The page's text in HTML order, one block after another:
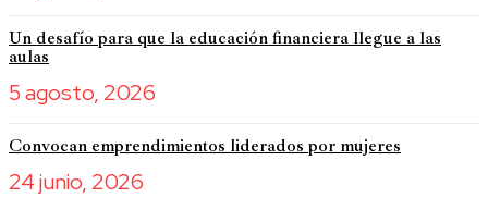
Un desafío para que la educación financiera llegue a las
aulas
5 agosto, 2026
Convocan emprendimientos liderados por mujeres
24 junio, 2026